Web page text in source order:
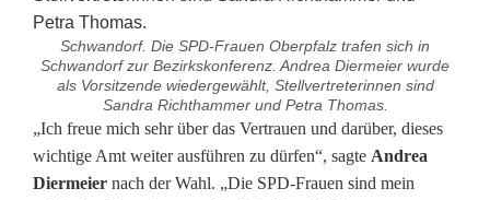
Schwandorf. Die SPD-Frauen Oberpfalz trafen sich in
Schwandorf zur Bezirkskonferenz. Andrea Diermeier wurde
als Vorsitzende wiedergewählt, Stellvertreterinnen sind
Sandra Richthammer und Petra Thomas.
S
P
„Ich freue mich sehr über das Vertrauen und darüber, dieses
wichtige Amt weiter ausführen zu dürfen“, sagte Andrea
Diermeier nach der Wahl. „Die SPD-Frauen sind mein